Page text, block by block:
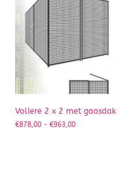
Voliere 2 x 2 met gaasdak
€878,00 - €963,00